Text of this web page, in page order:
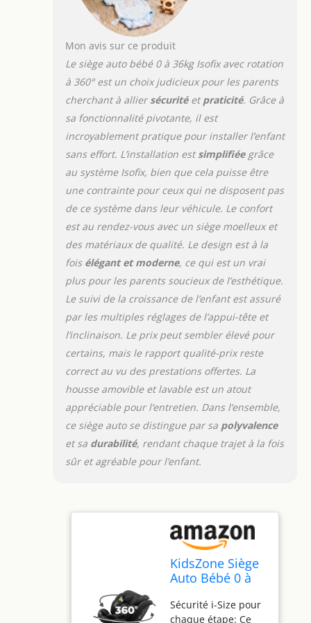
précis et
neuf positions pour
le repose-tête et
cinq inclinaisons, ce
siege auto bebe 0 à
36 kg isofix grandit
avec votre enfant et
s’ajuste
parfaitement à
chaque âge pour
une posture
ergonomique
Protection latérale
avancée: offre une
protection latérale
renforcée en
absorbant les chocs
pour une sécurité
maximale lors des
aux épaules de
votre enfant
Installation ISOFIX
simple et rapide: Ce
équipé d’un
système ISOFIX et
d’un harnais cinq
points, garantissant
une installation
sécurisée et stable
Housse lavable en
machine: Si vous
souhaitez rafraîchir
le siège auto, vous
pouvez facilement
retirer la housse et
la laver en machine
à 30 degrés Celsius
Mon avis sur ce produit
Le siège auto bébé 0 à 36kg Isofix avec rotation
à 360° est un choix judicieux pour les parents
cherchant à allier sécuritéetpraticité. Grâce à
sa fonctionnalité pivotante, il est
incroyablement pratique pour installer l’enfant
sans effort. L’installation estsimplifiéegrâce
au système Isofix, bien que cela puisse être
une contrainte pour ceux qui ne disposent pas
de ce système dans leur véhicule. Le confort
est au rendez-vous avec un siège moelleux et
des matériaux de qualité. Le design est à la
fois élégant et moderne, ce qui est un vrai
plus pour les parents soucieux de l’esthétique.
Le suivi de la croissance de l’enfant est assuré
par les multiples réglages de l’appui-tête et
l’inclinaison. Le prix peut sembler élevé pour
certains, mais le rapport qualité-prix reste
correct au vu des prestations offertes. La
housse amovible et lavable est un atout
appréciable pour l’entretien. Dans l’ensemble,
ce siège auto se distingue par sa polyvalence
et sa durabilité, rendant chaque trajet à la fois
sûr et agréable pour l’enfant.
KidsZone Siège
Auto Bébé 0 à
Auto Isofix 360
Sécurité i-Size pour
chaque étape: Ce